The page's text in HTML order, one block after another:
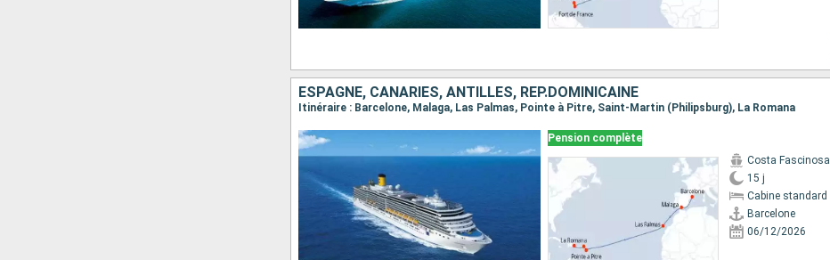
ESPAGNE, CANARIES, ANTILLES, RÉP.DOMINICAINE
Itinéraire : Barcelone, Malaga, Las Palmas, Pointe à Pitre, Saint-Martin (Philipsburg), La Romana
Pension complète
Costa Fascinosa
15 j
Cabine standard
Barcelone
06/12/2026